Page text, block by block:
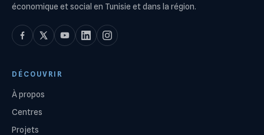
économique et social en Tunisie et dans la région.
DÉCOUVRIR
À propos
Centres
Projets